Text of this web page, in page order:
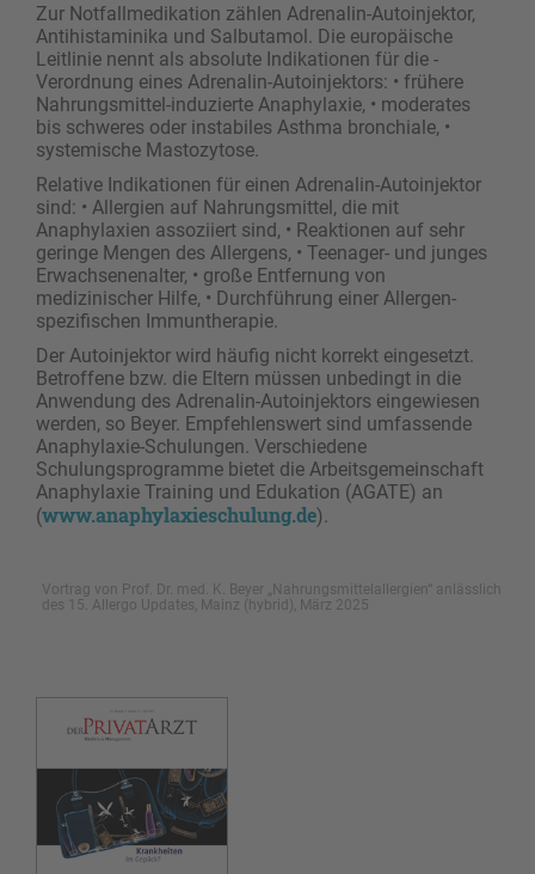
Zur Notfallmedikation zählen Adrenalin-Autoinjektor,
Antihistaminika und Salbutamol. Die europäische
Leitlinie nennt als absolute Indikationen für die ­
Verordnung eines Adrenalin-Autoinjektors: • frühere
Nahrungsmittel-induzierte Anaphylaxie, • moderates
bis schweres oder instabiles Asthma bronchiale, •
systemische Mastozytose.
Relative Indikationen für einen Adrenalin-Autoinjektor
sind: • Allergien auf Nahrungsmittel, die mit
Anaphylaxien assoziiert sind, • Reaktionen auf sehr
geringe Mengen des Allergens, • Teenager- und junges
Erwachsenenalter, • große Entfernung von
medizinischer Hilfe, • Durchführung einer Allergen-
spezifischen Immuntherapie.
Der Autoinjektor wird häufig nicht korrekt eingesetzt.
Betroffene bzw. die Eltern müssen unbedingt in die
Anwendung des Adrenalin-Autoinjektors eingewiesen
werden, so Beyer. Empfehlenswert sind umfassende
Anaphylaxie-Schulungen. Verschiedene
Schulungsprogramme bietet die Arbeitsgemeinschaft
Anaphylaxie Training und Edukation (AGATE) an
(www.anaphylaxieschulung.de).
Vortrag von Prof. Dr. med. K. Beyer „Nahrungsmittelallergien“ anlässlich
des 15. Allergo Updates, Mainz (hybrid), März 2025